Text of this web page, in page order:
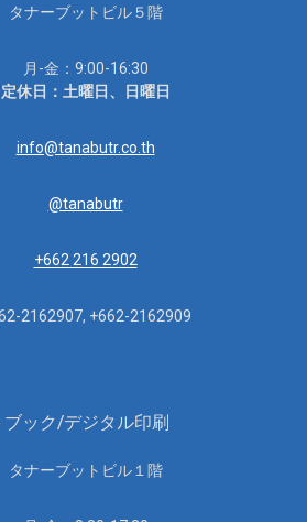
タナーブットビル５階
月-金：9:00-16:30
定休日：土曜日、日曜日
info@tanabutr.co.th
@tanabutr
+662 216 2902
2162907, +662-2162909
ブック/デジタル印刷
タナーブットビル１階